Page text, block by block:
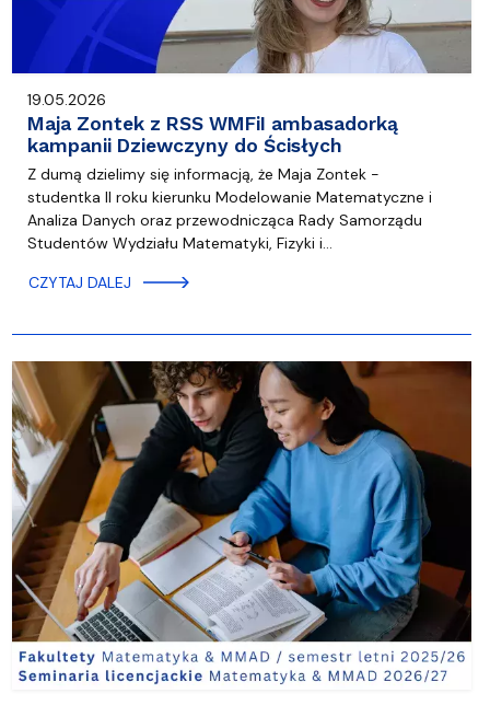
19.05.2026
Maja Zontek z RSS WMFiI ambasadorką
kampanii Dziewczyny do Ścisłych
Z dumą dzielimy się informacją, że Maja Zontek -
studentka II roku kierunku Modelowanie Matematyczne i
Analiza Danych oraz przewodnicząca Rady Samorządu
Studentów Wydziału Matematyki, Fizyki i…
CZYTAJ DALEJ